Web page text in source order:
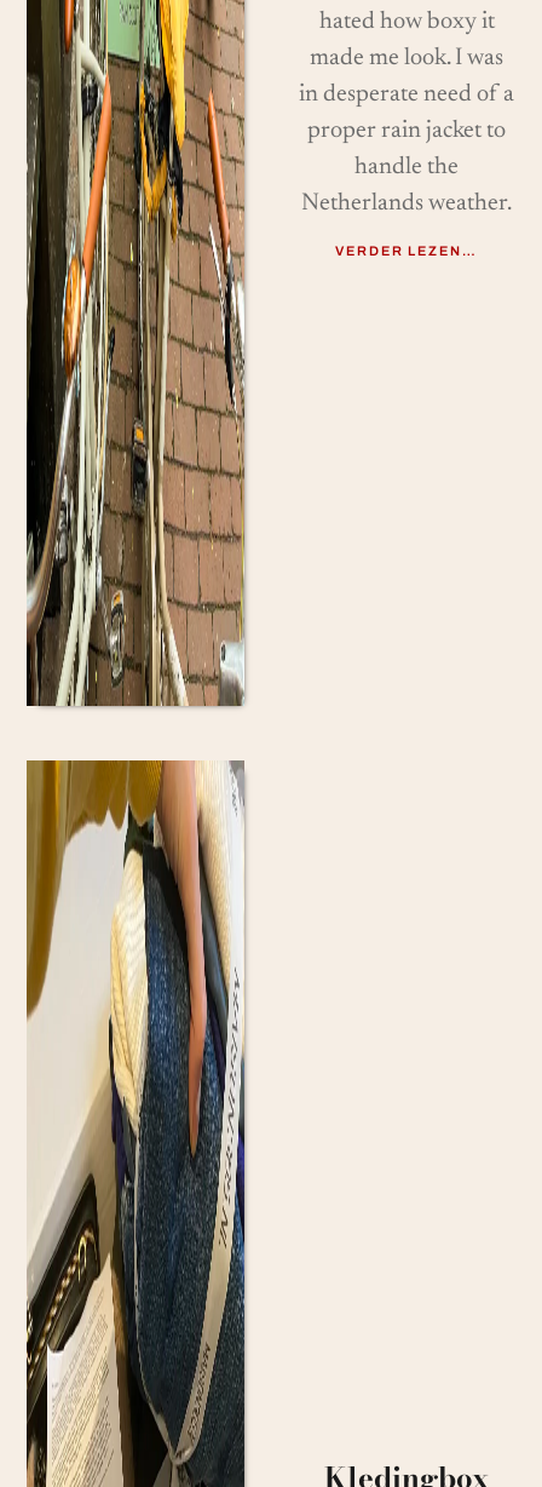
hated how boxy it
made me look. I was
in desperate need of a
proper rain jacket to
handle the
Netherlands weather.
VERDER LEZEN…